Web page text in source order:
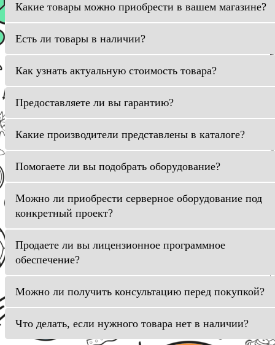
Какие товары можно приобрести в вашем магазине?
Есть ли товары в наличии?
Как узнать актуальную стоимость товара?
Предоставляете ли вы гарантию?
Какие производители представлены в каталоге?
Помогаете ли вы подобрать оборудование?
Можно ли приобрести серверное оборудование под
конкретный проект?
Продаете ли вы лицензионное программное
обеспечение?
Можно ли получить консультацию перед покупкой?
Что делать, если нужного товара нет в наличии?